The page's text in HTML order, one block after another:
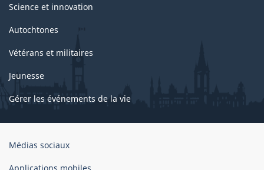
Science et innovation
Autochtones
Vétérans et militaires
Jeunesse
Gérer les événements de la vie
Organisation
Médias sociaux